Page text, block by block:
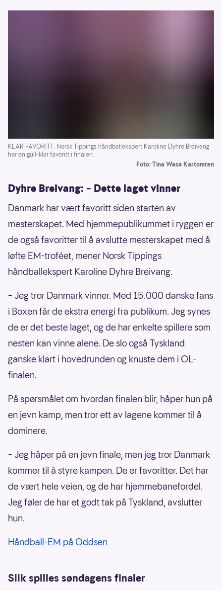
KLAR FAVORITT: Norsk Tippings håndballekspert Karoline Dyhre Breivang
har en gull-klar favoritt i finalen.
Foto: Tina Wasa Kartomten
Dyhre Breivang: – Dette laget vinner
Danmark har vært favoritt siden starten av
mesterskapet. Med hjemmepublikummet i ryggen er
de også favoritter til å avslutte mesterskapet med å
løfte EM-troféet, mener Norsk Tippings
håndballekspert Karoline Dyhre Breivang.
– Jeg tror Danmark vinner. Med 15.000 danske fans
i Boxen får de ekstra energi fra publikum. Jeg synes
de er det beste laget, og de har enkelte spillere som
nesten kan vinne alene. De slo også Tyskland
ganske klart i hovedrunden og knuste dem i OL-
finalen.
På spørsmålet om hvordan finalen blir, håper hun på
en jevn kamp, men tror ett av lagene kommer til å
dominere.
– Jeg håper på en jevn finale, men jeg tror Danmark
kommer til å styre kampen. De er favoritter. Det har
de vært hele veien, og de har hjemmebanefordel.
Jeg føler de har et godt tak på Tyskland, avslutter
hun.
Håndball-EM på Oddsen
Slik spilles søndagens finaler